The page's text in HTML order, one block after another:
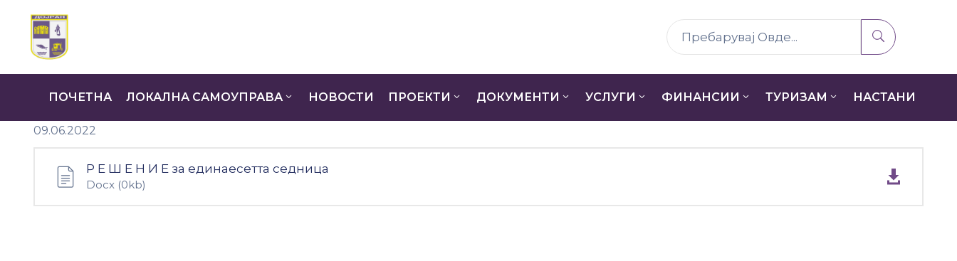
ПОЧЕТНА ЛОКАЛНА САМОУПРАВА НОВОСТИ ПРОЕКТИ ДОКУМЕНТИ УСЛУГИ ФИНАНСИИ ТУРИЗАМ НАСТАНИ
09.06.2022
Р Е Ш Е Н И Е за единаесетта седница
Docx (0kb)